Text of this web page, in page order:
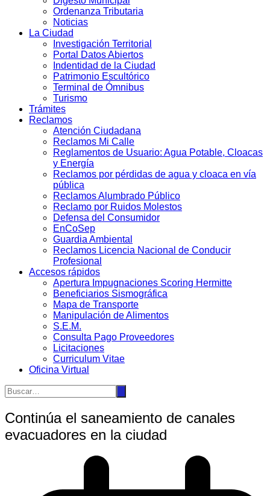
Ordenanza Tributaria
Noticias
La Ciudad
Investigación Territorial
Portal Datos Abiertos
Indentidad de la Ciudad
Patrimonio Escultórico
Terminal de Ómnibus
Turismo
Trámites
Reclamos
Atención Ciudadana
Reclamos Mi Calle
Reglamentos de Usuario: Agua Potable, Cloacas
y Energía
Reclamos por pérdidas de agua y cloaca en vía
pública
Reclamos Alumbrado Público
Reclamo por Ruidos Molestos
Defensa del Consumidor
EnCoSep
Guardia Ambiental
Reclamos Licencia Nacional de Conducir
Profesional
Accesos rápidos
Apertura Impugnaciones Scoring Hermitte
Beneficiarios Sismográfica
Mapa de Transporte
Manipulación de Alimentos
S.E.M.
Consulta Pago Proveedores
Licitaciones
Curriculum Vitae
Oficina Virtual
Continúa el saneamiento de canales
evacuadores en la ciudad